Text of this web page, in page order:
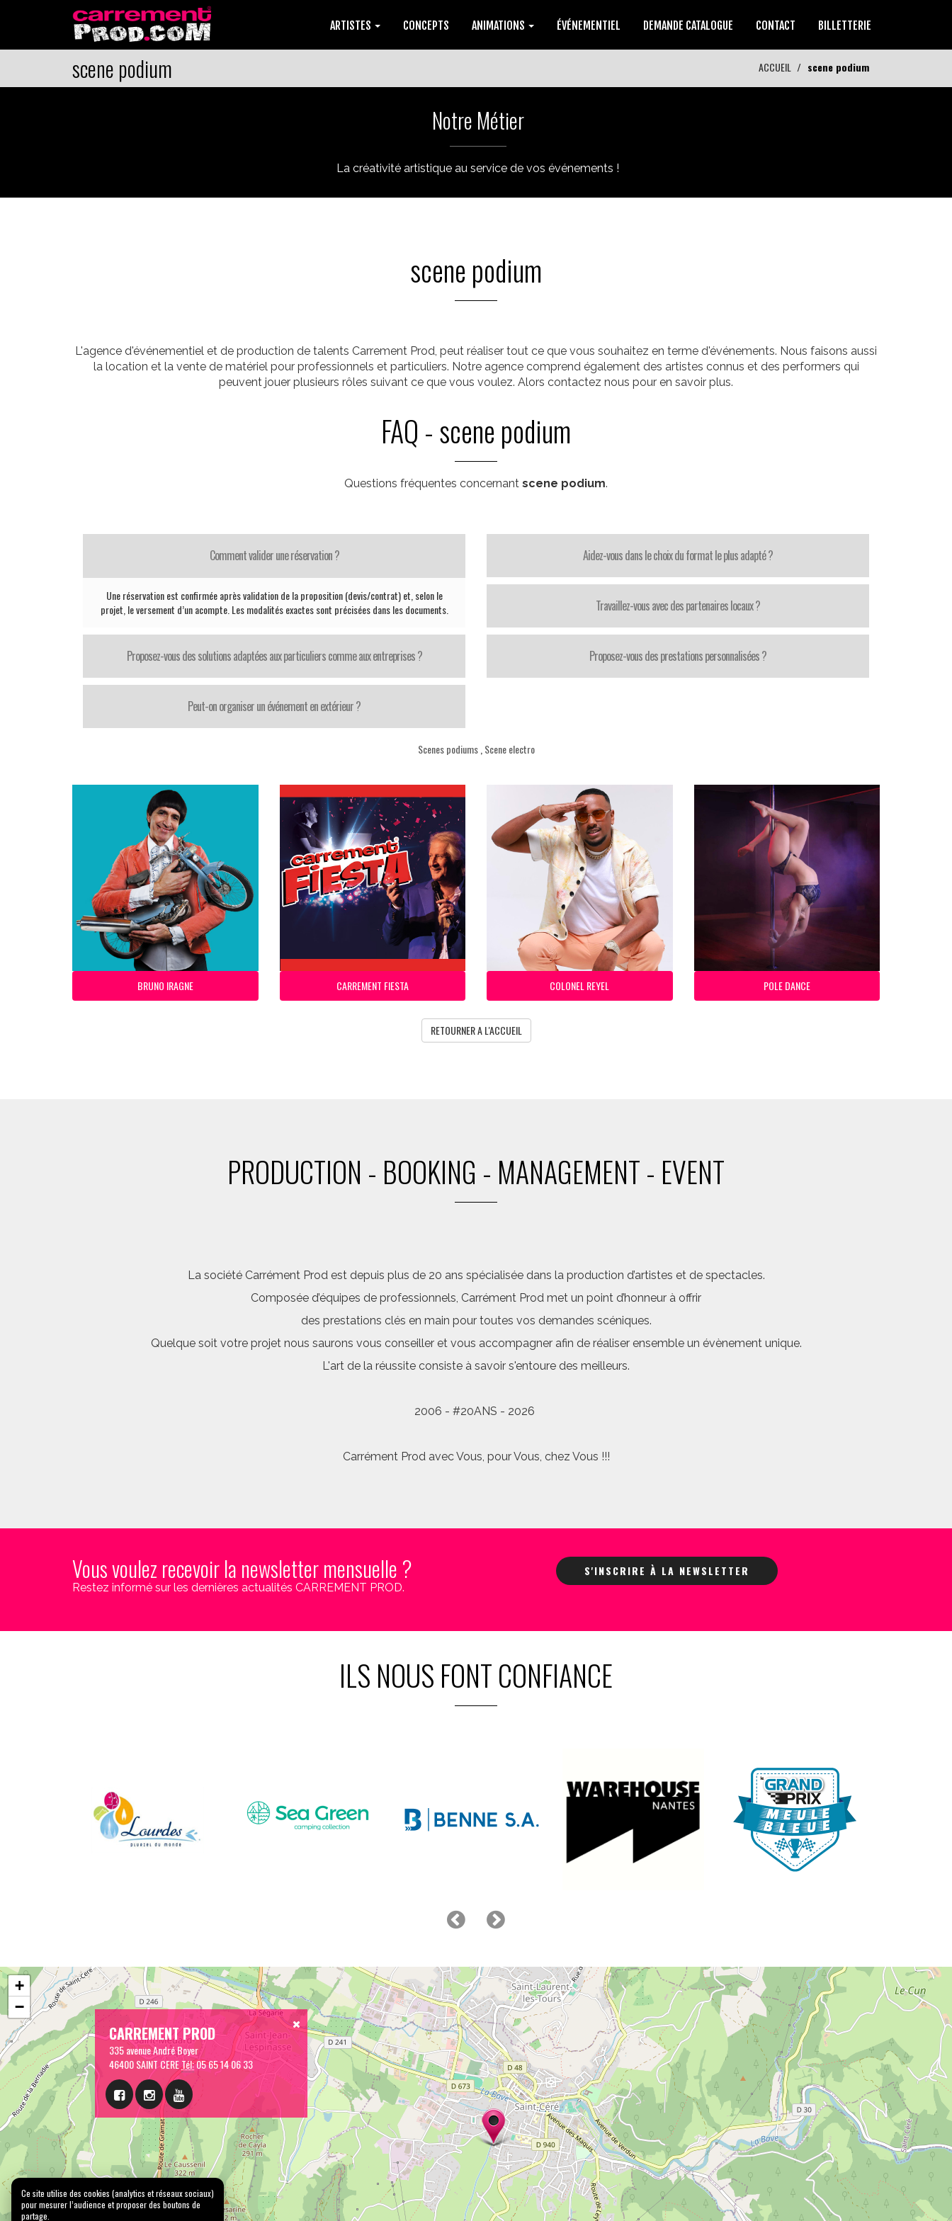
ARTISTES CONCEPTS ANIMATIONS ÉVÉNEMENTIEL DEMANDE CATALOGUE CONTACT BILLETTERIE
scene podium ACCUEIL scene podium
Notre Métier
La créativité artistique au service de vos événements !
scene podium
L'agence d'événementiel et de production de talents Carrement Prod, peut réaliser tout ce que vous souhaitez en terme d'événements. Nous faisons aussi
la location et la vente de matériel pour professionnels et particuliers. Notre agence comprend également des artistes connus et des performers qui
peuvent jouer plusieurs rôles suivant ce que vous voulez. Alors contactez nous pour en savoir plus.
FAQ - scene podium
Questions fréquentes concernant scene podium.
Comment valider une réservation ?
Une réservation est confirmée après validation de la proposition (devis/contrat) et, selon le
projet, le versement d’un acompte. Les modalités exactes sont précisées dans les documents.
Proposez-vous des solutions adaptées aux particuliers comme aux entreprises ?
Peut-on organiser un événement en extérieur ?
Aidez-vous dans le choix du format le plus adapté ?
Travaillez-vous avec des partenaires locaux ?
Proposez-vous des prestations personnalisées ?
Scenes podiums, Scene electro
BRUNO IRAGNE CARREMENT FIESTA COLONEL REYEL POLE DANCE
RETOURNER A L'ACCUEIL
PRODUCTION - BOOKING - MANAGEMENT - EVENT
La société Carrément Prod est depuis plus de 20 ans spécialisée dans la production d’artistes et de spectacles.
Composée d’équipes de professionnels, Carrément Prod met un point d’honneur à offrir
des prestations clés en main pour toutes vos demandes scéniques.
Quelque soit votre projet nous saurons vous conseiller et vous accompagner afin de réaliser ensemble un évènement unique.
L'art de la réussite consiste à savoir s'entoure des meilleurs.
2006 - #20ANS - 2026
Carrément Prod avec Vous, pour Vous, chez Vous !!!
Vous voulez recevoir la newsletter mensuelle ?
Restez informé sur les dernières actualités CARREMENT PROD.
S'INSCRIRE À LA NEWSLETTER
ILS NOUS FONT CONFIANCE
CARREMENT PROD
335 avenue André Boyer
46400 SAINT CERETél:05 65 14 06 33
+
−
Ce site utilise des cookies (analytics et réseaux sociaux)
pour mesurer l’audience et proposer des boutons de
partage.